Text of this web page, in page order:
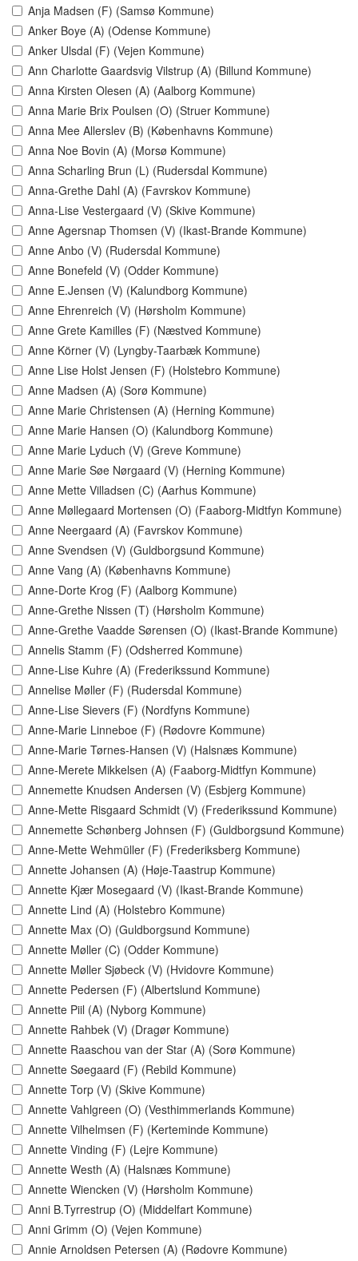
Anja Madsen (F) (Samsø Kommune)
Anker Boye (A) (Odense Kommune)
Anker Ulsdal (F) (Vejen Kommune)
Ann Charlotte Gaardsvig Vilstrup (A) (Billund Kommune)
Anna Kirsten Olesen (A) (Aalborg Kommune)
Anna Marie Brix Poulsen (O) (Struer Kommune)
Anna Mee Allerslev (B) (Københavns Kommune)
Anna Noe Bovin (A) (Morsø Kommune)
Anna Scharling Brun (L) (Rudersdal Kommune)
Anna-Grethe Dahl (A) (Favrskov Kommune)
Anna-Lise Vestergaard (V) (Skive Kommune)
Anne Agersnap Thomsen (V) (Ikast-Brande Kommune)
Anne Anbo (V) (Rudersdal Kommune)
Anne Bonefeld (V) (Odder Kommune)
Anne E.Jensen (V) (Kalundborg Kommune)
Anne Ehrenreich (V) (Hørsholm Kommune)
Anne Grete Kamilles (F) (Næstved Kommune)
Anne Körner (V) (Lyngby-Taarbæk Kommune)
Anne Lise Holst Jensen (F) (Holstebro Kommune)
Anne Madsen (A) (Sorø Kommune)
Anne Marie Christensen (A) (Herning Kommune)
Anne Marie Hansen (O) (Kalundborg Kommune)
Anne Marie Lyduch (V) (Greve Kommune)
Anne Marie Søe Nørgaard (V) (Herning Kommune)
Anne Mette Villadsen (C) (Aarhus Kommune)
Anne Møllegaard Mortensen (O) (Faaborg-Midtfyn Kommune)
Anne Neergaard (A) (Favrskov Kommune)
Anne Svendsen (V) (Guldborgsund Kommune)
Anne Vang (A) (Københavns Kommune)
Anne-Dorte Krog (F) (Aalborg Kommune)
Anne-Grethe Nissen (T) (Hørsholm Kommune)
Anne-Grethe Vaadde Sørensen (O) (Ikast-Brande Kommune)
Annelis Stamm (F) (Odsherred Kommune)
Anne-Lise Kuhre (A) (Frederikssund Kommune)
Annelise Møller (F) (Rudersdal Kommune)
Anne-Lise Sievers (F) (Nordfyns Kommune)
Anne-Marie Linneboe (F) (Rødovre Kommune)
Anne-Marie Tørnes-Hansen (V) (Halsnæs Kommune)
Anne-Merete Mikkelsen (A) (Faaborg-Midtfyn Kommune)
Annemette Knudsen Andersen (V) (Esbjerg Kommune)
Anne-Mette Risgaard Schmidt (V) (Frederikssund Kommune)
Annemette Schønberg Johnsen (F) (Guldborgsund Kommune)
Anne-Mette Wehmüller (F) (Frederiksberg Kommune)
Annette Johansen (A) (Høje-Taastrup Kommune)
Annette Kjær Mosegaard (V) (Ikast-Brande Kommune)
Annette Lind (A) (Holstebro Kommune)
Annette Max (O) (Guldborgsund Kommune)
Annette Møller (C) (Odder Kommune)
Annette Møller Sjøbeck (V) (Hvidovre Kommune)
Annette Pedersen (F) (Albertslund Kommune)
Annette Piil (A) (Nyborg Kommune)
Annette Rahbek (V) (Dragør Kommune)
Annette Raaschou van der Star (A) (Sorø Kommune)
Annette Søegaard (F) (Rebild Kommune)
Annette Torp (V) (Skive Kommune)
Annette Vahlgreen (O) (Vesthimmerlands Kommune)
Annette Vilhelmsen (F) (Kerteminde Kommune)
Annette Vinding (F) (Lejre Kommune)
Annette Westh (A) (Halsnæs Kommune)
Annette Wiencken (V) (Hørsholm Kommune)
Anni B.Tyrrestrup (O) (Middelfart Kommune)
Anni Grimm (O) (Vejen Kommune)
Annie Arnoldsen Petersen (A) (Rødovre Kommune)